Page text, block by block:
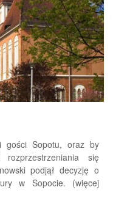
gości Sopotu, oraz by
się
podjął decyzję o
w Sopocie. (więcej